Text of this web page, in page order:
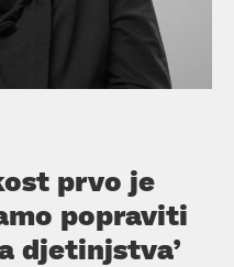
prvo je
popraviti
djetinjstva’